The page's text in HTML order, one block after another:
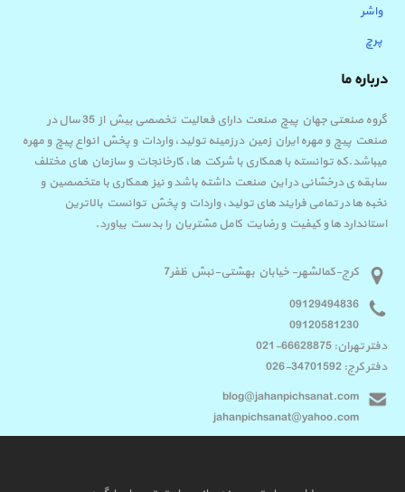
واشر
پرچ
درباره ما
گروه صنعتی جهان پیچ صنعت دارای فعالیت تخصصی بیش از 35 سال در
صنعت پیچ و مهره ایران زمین درزمینه تولید، واردات و پخش انواع پیچ و مهره
میباشد.که توانسته با همکاری با شرکت ها، کارخانجات و سازمان های مختلف
سابقه ی درخشانی در این صنعت داشته باشد و نیز همکاری با متخصصین و
نخبه ها در تمامی فرایند های تولید، واردات و پخش توانست بالاترین
استاندارد ها و کیفیت و رضایت کامل مشتریان را بدست بیاورد.
کرج-کمالشهر- خیابان بهشتی-نبش ظفر7
09129494836
09120581230
دفتر تهران: 66628875-021
دفتر کرج: 34701592-026
blog@jahanpichsanat.com
jahanpichsanat@yahoo.com